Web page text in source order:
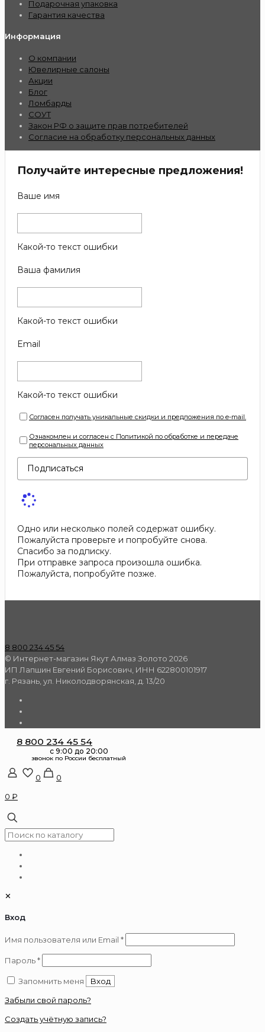
Подарочная упаковка
Гарантия качества
Информация
О компании
Ювелирные салоны
Акции
Блог
Ломбарды
СОУТ
Закон РФ о защите прав потребителей
Согласие на обработку персональных данных
Получайте интересные предложения!
Ваше имя
Какой-то текст ошибки
Ваша фамилия
Какой-то текст ошибки
Email
Какой-то текст ошибки
Согласен получать уникальные скидки и предложения по e-mail.
Ознакомлен и согласен с Политикой по обработке и передаче
персональных данных
Подписаться
Одно или несколько полей содержат ошибку.
Пожалуйста проверьте и попробуйте снова.
Спасибо за подписку.
При отправке запроса произошла ошибка.
Пожалуйста, попробуйте позже.
8 800 234 45 54
© Интернет-магазин Якут Алмаз Золото 2026
ИП Лапшин Евгений Борисович, ИНН 622800101917
г. Рязань, ул. Николодворянская, д. 13/20
8 800 234 45 54
0
0
0 ₽
✕
Вход
Имя пользователя или Email *Обязательно
Пароль*Обязательно
Запомнить меня
Вход
Забыли свой пароль?
Создать учётную запись?